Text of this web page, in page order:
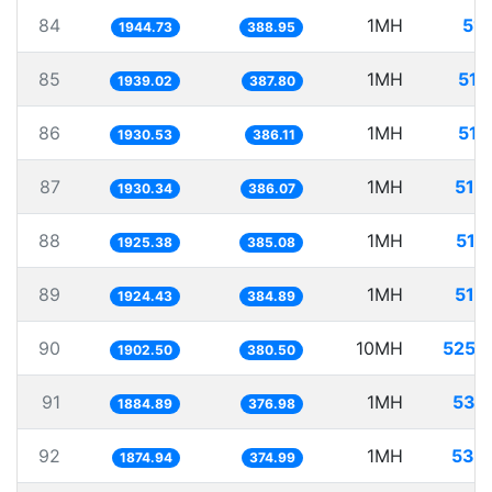
84 1944.73 388.95 1MH
85 1939.02 387.80 1MH
86 1930.53 386.11 1MH
87 1930.34 386.07 1MH
88 1925.38 385.08 1MH
89 1924.43 384.89 1MH
90 1902.50 380.50 10MH
91 1884.89 376.98 1MH
92 1874.94 374.99 1MH